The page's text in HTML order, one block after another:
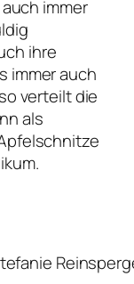
immer
ihre
immer auch
verteilt die
als